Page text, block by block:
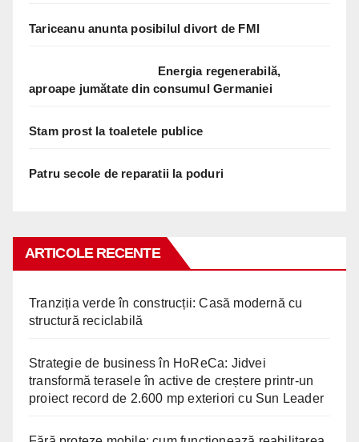
Tariceanu anunta posibilul divort de FMI
Energia regenerabilă,
aproape jumătate din consumul Germaniei
Stam prost la toaletele publice
Patru secole de reparatii la poduri
ARTICOLE RECENTE
Tranziția verde în construcții: Casă modernă cu
structură reciclabilă
Strategie de business în HoReCa: Jidvei
transformă terasele în active de creștere printr-un
proiect record de 2.600 mp exteriori cu Sun Leader